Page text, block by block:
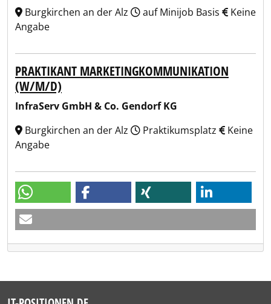
Burgkirchen an der Alz
auf Minijob Basis
Keine
Angabe
PRAKTIKANT MARKETINGKOMMUNIKATION
(W/M/D)
InfraServ GmbH & Co. Gendorf KG
Burgkirchen an der Alz
Praktikumsplatz
Keine
Angabe